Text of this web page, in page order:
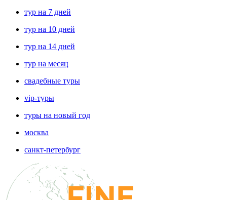
тур на 7 дней
тур на 10 дней
тур на 14 дней
тур на месяц
свадебные туры
vip-туры
туры на новый год
москва
санкт-петербург